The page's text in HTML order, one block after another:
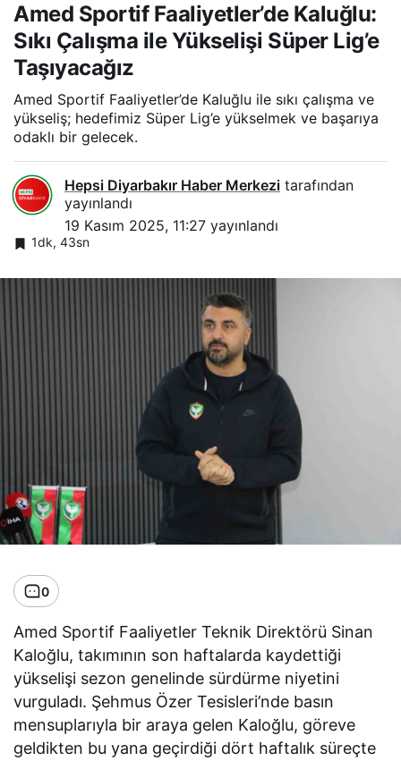
Amed Sportif Faaliyetler’de Kaluğlu:
Sıkı Çalışma ile Yükselişi Süper Lig’e
Taşıyacağız
Amed Sportif Faaliyetler’de Kaluğlu ile sıkı çalışma ve
yükseliş; hedefimiz Süper Lig’e yükselmek ve başarıya
odaklı bir gelecek.
Hepsi Diyarbakır Haber Merkezi tarafından
yayınlandı
19 Kasım 2025, 11:27 yayınlandı
1dk, 43sn
0
Amed Sportif Faaliyetler Teknik Direktörü Sinan
Kaloğlu, takımının son haftalarda kaydettiği
yükselişi sezon genelinde sürdürme niyetini
vurguladı. Şehmus Özer Tesisleri’nde basın
mensuplarıyla bir araya gelen Kaloğlu, göreve
geldikten bu yana geçirdiği dört haftalık süreçte